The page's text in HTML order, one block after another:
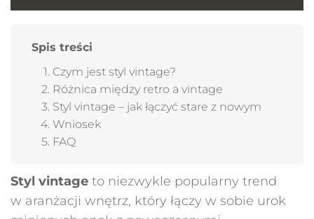
Spis treści
Czym jest styl vintage?
Różnica między retro a vintage
Styl vintage – jak łączyć stare z nowym
Wniosek
FAQ
Styl vintage to niezwykle popularny trend
w aranżacji wnętrz, który łączy w sobie urok